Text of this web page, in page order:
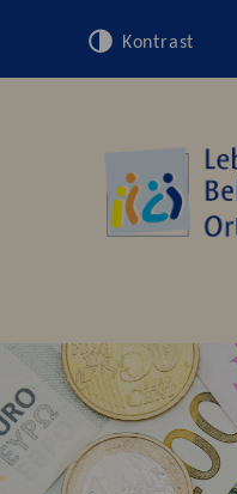
Kontrast